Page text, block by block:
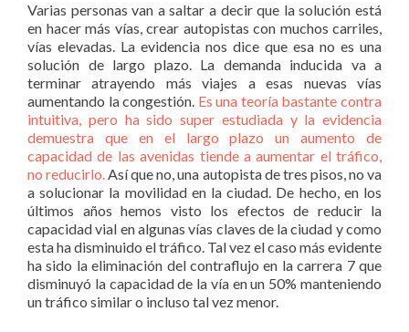
Varias personas van a saltar a decir que la solución está
en hacer más vías, crear autopistas con muchos carriles,
vías elevadas. La evidencia nos dice que esa no es una
solución de largo plazo. La demanda inducida va a
terminar atrayendo más viajes a esas nuevas vías
aumentando la congestión. Es una teoría bastante contra
intuitiva, pero ha sido super estudiada y la evidencia
demuestra que en el largo plazo un aumento de
capacidad de las avenidas tiende a aumentar el tráfico,
no reducirlo.Así que no, una autopista de tres pisos, no va
a solucionar la movilidad en la ciudad. De hecho, en los
últimos años hemos visto los efectos de reducir la
capacidad vial en algunas vías claves de la ciudad y como
esta ha disminuido el tráfico. Tal vez el caso más evidente
ha sido la eliminación del contraflujo en la carrera 7 que
disminuyó la capacidad de la vía en un 50% manteniendo
un tráfico similar o incluso tal vez menor.